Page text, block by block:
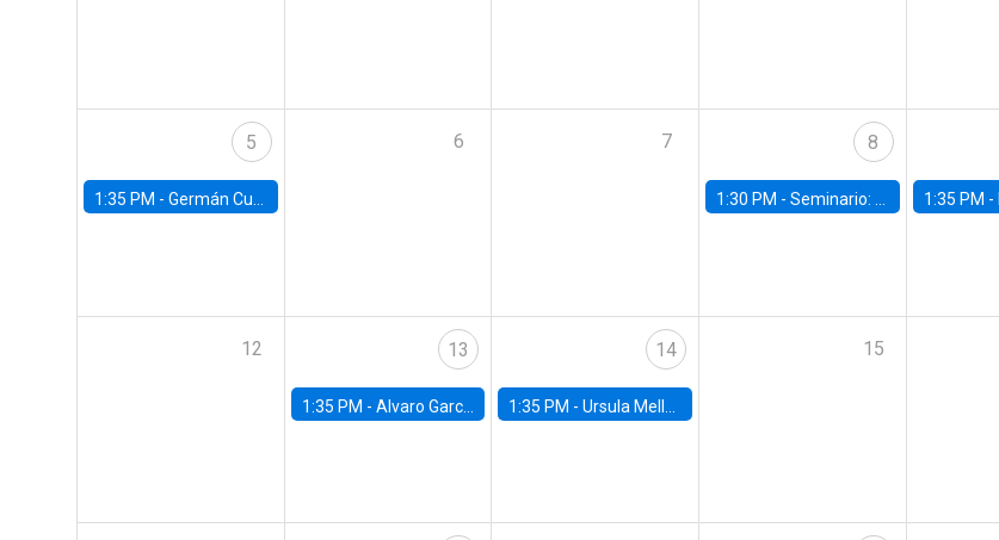
5
1:35 PM - Germán Cubas, University of Houston
6 7 8
1:30 PM -Seminario: “Recuperando la humanidad para progresar en la era de la IA» 1:35 PM -
12 13
1:35 PM - Alvaro Garcia-Marin, Universidad de Los Andes
14
1:35 PM -Ursula Mello, Insper - Institute of Education and Research
15